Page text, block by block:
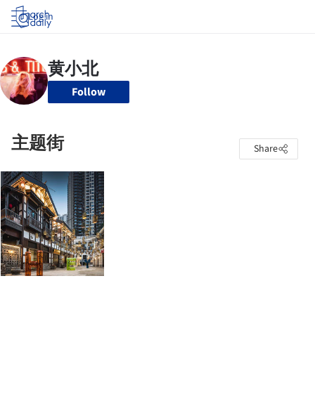
Log in
Follow
主题街 Share